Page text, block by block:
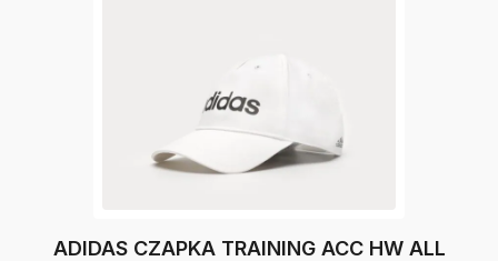
ADIDAS CZAPKA TRAINING ACC HW ALL